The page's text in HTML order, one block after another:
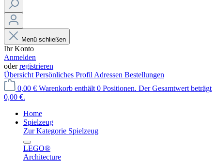
Menü schließen
Ihr Konto
Anmelden
oderregistrieren
Übersicht Persönliches Profil Adressen Bestellungen
0,00 € Warenkorb enthält 0 Positionen. Der Gesamtwert beträgt
0,00 €.
Home
Spielzeug
Zur Kategorie Spielzeug
LEGO®
Architecture